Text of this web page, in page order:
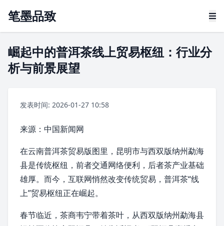
笔墨品致
崛起中的普洱茶线上贸易枢纽：行业分
析与前景展望
发表时间: 2026-01-27 10:58
来源： 中国新闻网
在云南普洱茶贸易版图里， 昆明市与西双版纳州勐海
县是传统枢纽，前者交通网络便利，后者茶产业基础
雄厚。而今，互联网悄然改变传统贸易， 普洱茶“线
上”贸易枢纽正在崛起。
春节临近，茶商韦宁带着茶叶，从西双版纳州勐海县